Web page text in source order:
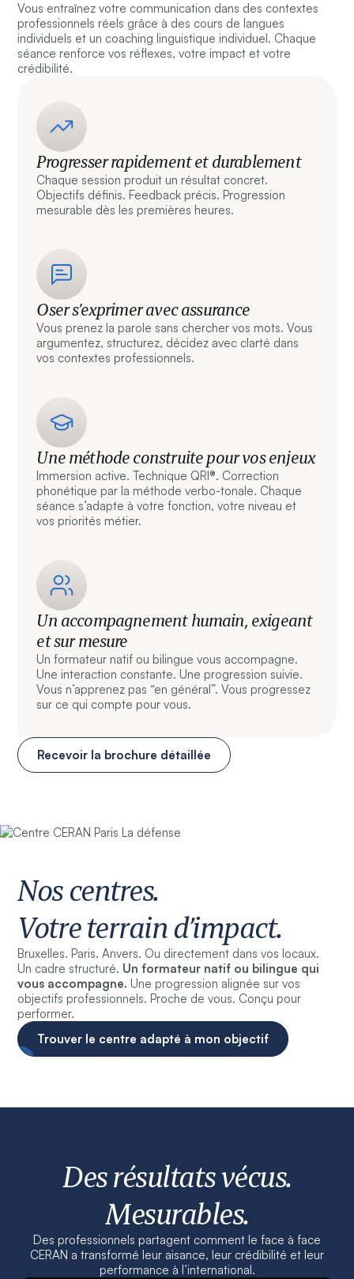
Vous entraînez votre communication dans des contextes
professionnels réels grâce à des cours de langues
individuels et un coaching linguistique individuel. Chaque
séance renforce vos réflexes, votre impact et votre
crédibilité.
Progresser rapidement et durablement
Chaque session produit un résultat concret.
Objectifs définis. Feedback précis. Progression
mesurable dès les premières heures.
Oser s’exprimer avec assurance
Vous prenez la parole sans chercher vos mots. Vous
argumentez, structurez, décidez avec clarté dans
vos contextes professionnels.
Une méthode construite pour vos enjeux
Immersion active. Technique QRI®. Correction
phonétique par la méthode verbo-tonale. Chaque
séance s’adapte à votre fonction, votre niveau et
vos priorités métier.
Un accompagnement humain, exigeant
et sur mesure
Un formateur natif ou bilingue vous accompagne.
Une interaction constante. Une progression suivie.
Vous n’apprenez pas “en général”. Vous progressez
sur ce qui compte pour vous.
Recevoir la brochure détaillée
Nos centres.
Votre terrain d’impact.
Bruxelles. Paris. Anvers. Ou directement dans vos locaux.
Un cadre structuré. Un formateur natif ou bilingue qui
vous accompagne. Une progression alignée sur vos
objectifs professionnels. Proche de vous. Conçu pour
performer.
Trouver le centre adapté à mon objectif
Des résultats vécus.
Mesurables.
Des professionnels partagent comment le face à face
CERAN a transformé leur aisance, leur crédibilité et leur
performance à l’international.